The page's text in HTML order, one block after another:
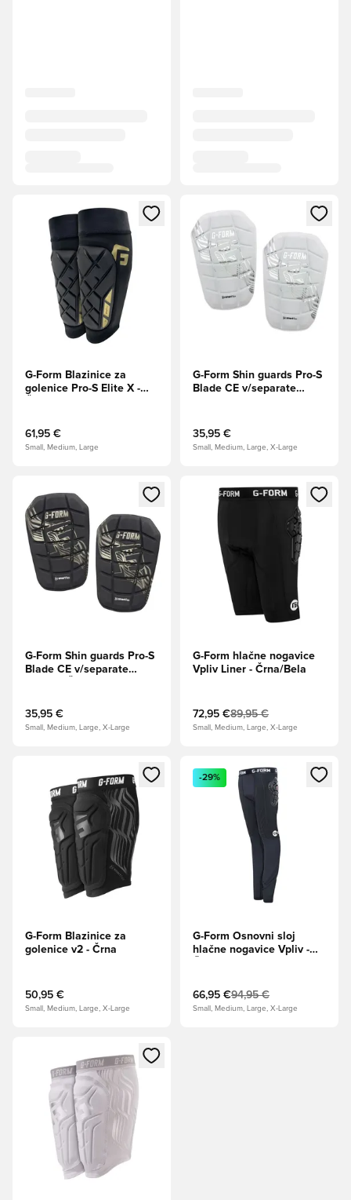
Odpre Modal za prijavo ali vpis kot član
G-Form Blazinice za
golenice Pro-S Elite X -
61,95 €
Small, Medium, Large
Odpre Modal za prijavo ali
G-Form Shin guards Pro-S
Blade CE v/separate
35,95 €
Small, Medium, Large, X-Large
Odpre Modal za prijavo ali vpis kot član
G-Form Shin guards Pro-S
Blade CE v/separate
35,95 €
Small, Medium, Large, X-Large
Odpre Modal za prijavo ali
G-Form hlačne nogavice
Vpliv Liner - Črna/Bela
72,95 €89,95 €
Small, Medium, Large, X-Large
Odpre Modal za prijavo ali vpis kot član
G-Form Blazinice za
golenice v2 - Črna
50,95 €
Small, Medium, Large, X-Large
Odpre Modal za prijavo ali
-29%
G-Form Osnovni sloj
hlačne nogavice Vpliv -
66,95 €94,95 €
Small, Medium, Large, X-Large
Odpre Modal za prijavo ali vpis kot član